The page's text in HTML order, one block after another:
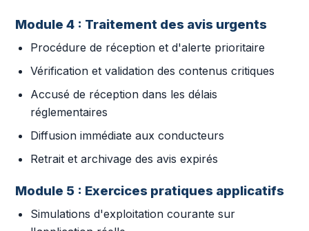
Module 4 : Traitement des avis urgents
Procédure de réception et d'alerte prioritaire
Vérification et validation des contenus critiques
Accusé de réception dans les délais
réglementaires
Diffusion immédiate aux conducteurs
Retrait et archivage des avis expirés
Module 5 : Exercices pratiques applicatifs
Simulations d'exploitation courante sur